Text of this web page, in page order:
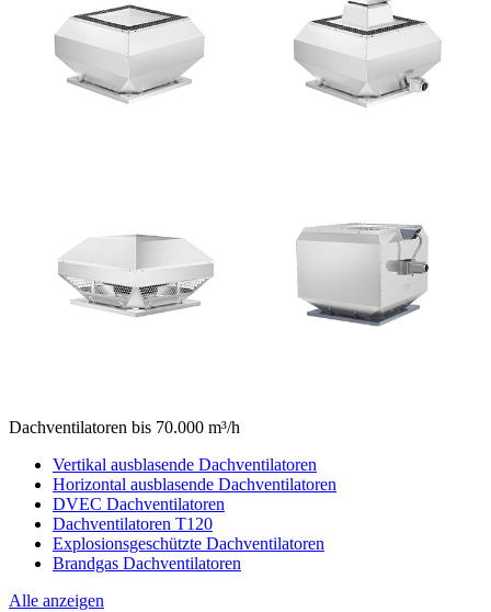
Dachventilatoren bis 70.000 m³/h
Vertikal ausblasende Dachventilatoren
Horizontal ausblasende Dachventilatoren
DVEC Dachventilatoren
Dachventilatoren T120
Explosionsgeschützte Dachventilatoren
Brandgas Dachventilatoren
Alle anzeigen